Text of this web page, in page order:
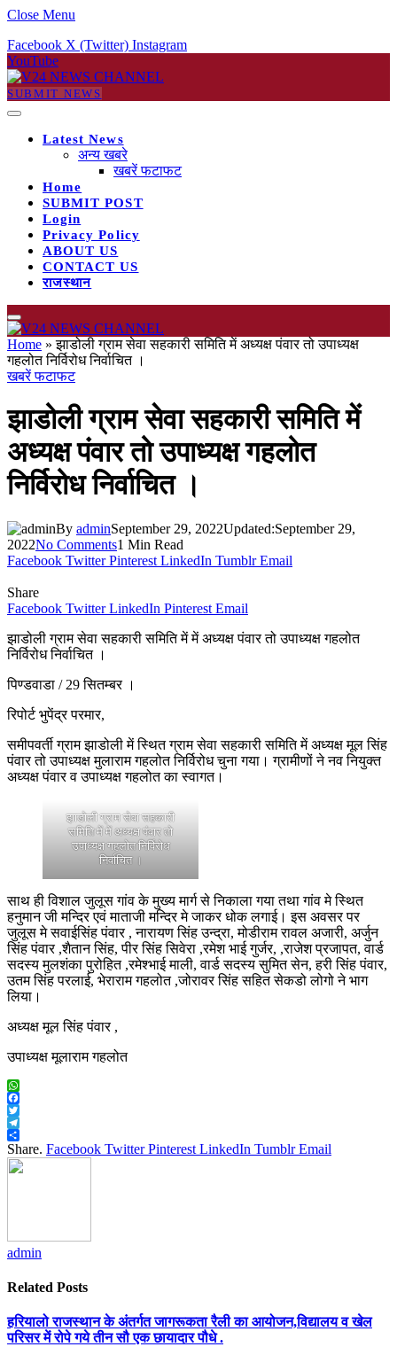
Close Menu
Facebook X (Twitter) Instagram
YouTube
SUBMIT NEWS
Latest News
अन्य खबरे
खबरें फटाफट
Home
SUBMIT POST
Login
Privacy Policy
ABOUT US
CONTACT US
राजस्थान
Home »झाडोली ग्राम सेवा सहकारी समिति में अध्यक्ष पंवार तो उपाध्यक्ष
गहलोत निर्विरोध निर्वाचित ।
खबरें फटाफट
झाडोली ग्राम सेवा सहकारी समिति में
अध्यक्ष पंवार तो उपाध्यक्ष गहलोत
निर्विरोध निर्वाचित ।
By adminSeptember 29, 2022Updated:September 29,
2022No Comments1 Min Read
Facebook Twitter Pinterest LinkedIn Tumblr Email
Share
Facebook Twitter LinkedIn Pinterest Email
झाडोली ग्राम सेवा सहकारी समिति में में अध्यक्ष पंवार तो उपाध्यक्ष गहलोत
निर्विरोध निर्वाचित ।
पिण्डवाडा / 29 सितम्बर ।
रिपोर्ट भुपेंद्र परमार,
समीपवर्ती ग्राम झाडोली में स्थित ग्राम सेवा सहकारी समिति में अध्यक्ष मूल सिंह
पंवार तो उपाध्यक्ष मुलाराम गहलोत निर्विरोध चुना गया। ग्रामीणों ने नव नियुक्त
अध्यक्ष पंवार व उपाध्यक्ष गहलोत का स्वागत।
झाडोली ग्राम सेवा सहकारी
समिति में में अध्यक्ष पंवार तो
उपाध्यक्ष गहलोत निर्विरोध
निर्वाचित ।
साथ ही विशाल जुलूस गांव के मुख्य मार्ग से निकाला गया तथा गांव मे स्थित
हनुमान जी मन्दिर एवं माताजी मन्दिर मे जाकर धोक लगाई। इस अवसर पर
जुलूस मे सवाईसिंह पंवार , नारायण सिंह उन्द्रा, मोडीराम रावल अजारी, अर्जुन
सिंह पंवार ,शैतान सिंह, पीर सिंह सिवेरा ,रमेश भाई गुर्जर, ,राजेश प्रजापत, वार्ड
सदस्य मुलशंका पुरोहित ,रमेश्भाई माली, वार्ड सदस्य सुमित सेन, हरी सिंह पंवार,
उतम सिंह परलाई, भेराराम गहलोत ,जोरावर सिंह सहित सेकडो लोगो ने भाग
लिया।
अध्यक्ष मूल सिंह पंवार ,
उपाध्यक्ष मूलाराम गहलोत
WhatsApp
Facebook
Twitter
Telegram
Share
Share. Facebook Twitter Pinterest LinkedIn Tumblr Email
admin
Related Posts
हरियालो राजस्थान के अंतर्गत जागरूकता रैली का आयोजन,विद्यालय व खेल
परिसर में रोपे गये तीन सौ एक छायादार पौधे .